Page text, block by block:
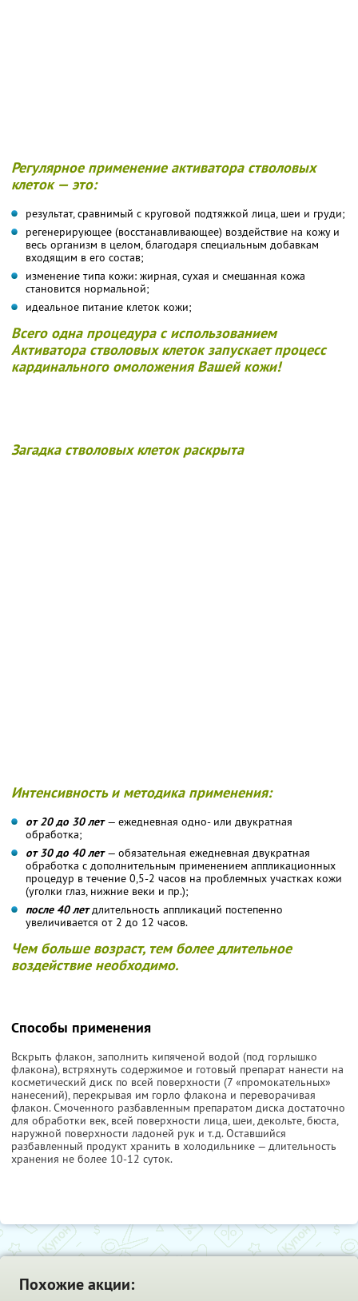
Регулярное применение активатора стволовых
клеток — это:
результат, сравнимый с круговой подтяжкой лица, шеи и груди;
регенерирующее (восстанавливающее) воздействие на кожу и
весь организм в целом, благодаря специальным добавкам
входящим в его состав;
изменение типа кожи: жирная, сухая и смешанная кожа
становится нормальной;
идеальное питание клеток кожи;
Всего одна процедура с использованием
Активатора стволовых клеток запускает процесс
кардинального омоложения Вашей кожи!
Загадка стволовых клеток раскрыта
Интенсивность и методика применения:
от 20 до 30 лет— ежедневная одно- или двукратная
обработка;
от 30 до 40 лет— обязательная ежедневная двукратная
обработка с дополнительным применением аппликационных
процедур в течение 0,5-2 часов на проблемных участках кожи
(уголки глаз, нижние веки и пр.);
после 40 летдлительность аппликаций постепенно
увеличивается от 2 до 12 часов.
Чем больше возраст, тем более длительное
воздействие необходимо.
Способы применения
Вскрыть флакон, заполнить кипяченой водой (под горлышко
флакона), встряхнуть содержимое и готовый препарат нанести на
косметический диск по всей поверхности (7 «промокательных»
нанесений), перекрывая им горло флакона и переворачивая
флакон. Смоченного разбавленным препаратом диска достаточно
для обработки век, всей поверхности лица, шеи, декольте, бюста,
наружной поверхности ладоней рук и т.д. Оставшийся
разбавленный продукт хранить в холодильнике — длительность
хранения не более 10-12 суток.
Похожие акции: